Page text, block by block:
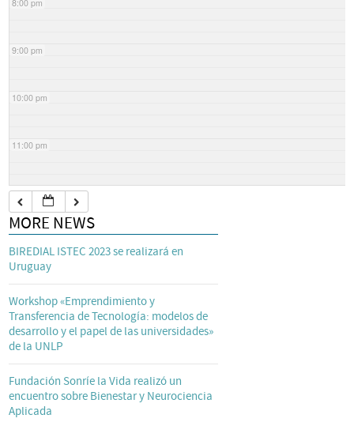
8:00 pm
9:00 pm
10:00 pm
11:00 pm
MORE NEWS
BIREDIAL ISTEC 2023 se realizará en
Uruguay
Workshop «Emprendimiento y
Transferencia de Tecnología: modelos de
desarrollo y el papel de las universidades»
de la UNLP
Fundación Sonríe la Vida realizó un
encuentro sobre Bienestar y Neurociencia
Aplicada